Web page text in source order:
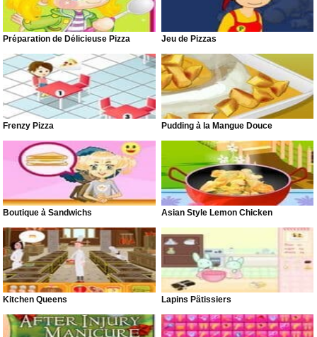
Préparation de Délicieuse Pizza Jeu de Pizzas
Frenzy Pizza Pudding à la Mangue Douce
Boutique à Sandwichs Asian Style Lemon Chicken
Kitchen Queens Lapins Pâtissiers